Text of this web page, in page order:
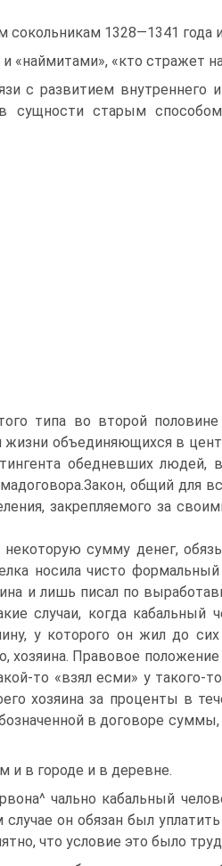
со­кольникам 1328—1341
«кто стражет
с раз­витием внутреннего
в сущности старым
типа во второй
объединяющихся в
обед­невших людей,
общий для
закрепляемого за
сумму денег,
носила чисто
и лишь писал по
случаи, когда кабальный
у которого он жил до
хозяина. Правовое
то «взял есми» у такого-
хозяина за проценты в
в договоре
и в го­роде и в деревне.
чально кабальный
он обя­зан был
что условие это было